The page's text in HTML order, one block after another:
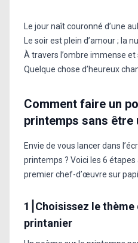
Le jour naît couronné d’une
Le soir est plein d’amour ; la
À travers l’ombre immense et
Quelque chose d’heureux
Comment faire un
printemps sans être
Envie de vous lancer dans
printemps ? Voici les 6
premier chef-d’œuvre sur
1⎮Choisissez le
printanier